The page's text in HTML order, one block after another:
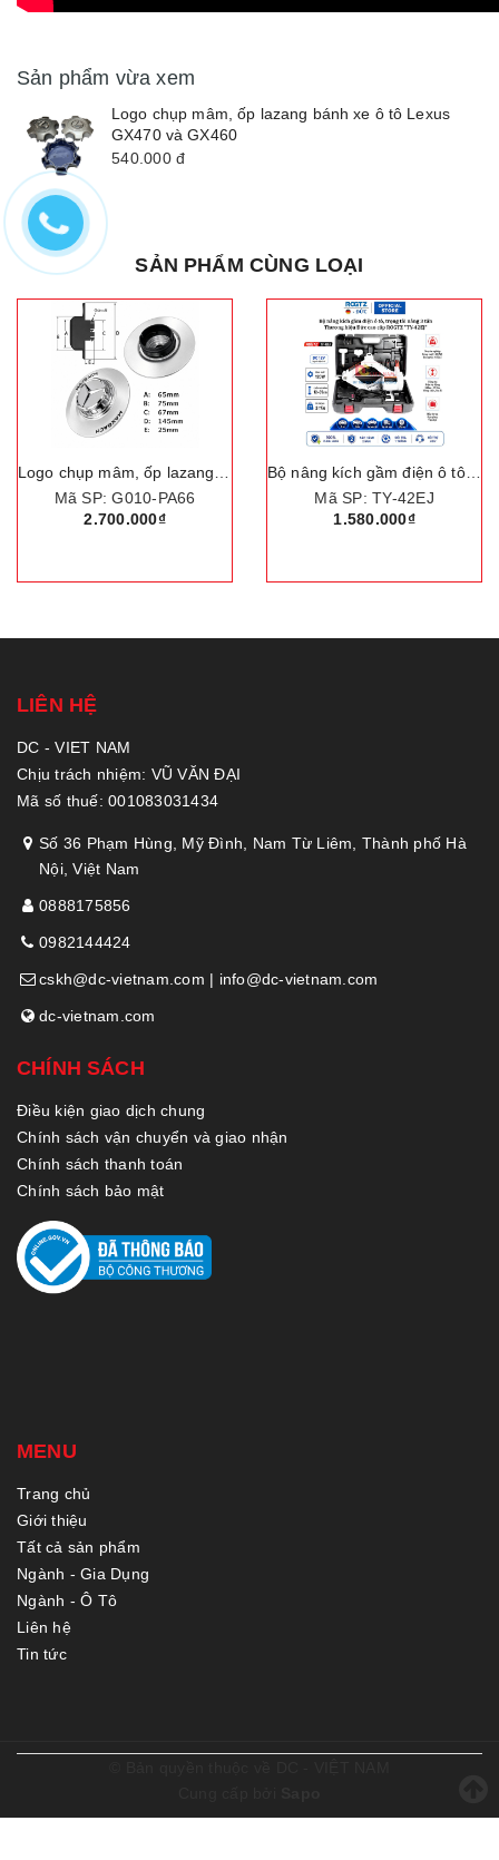
Sản phẩm vừa xem
Logo chụp mâm, ốp lazang bánh xe ô tô Lexus
GX470 và GX460
540.000đ
SẢN PHẨM CÙNG LOẠI
Mã SP: G010-PA66
2.700.000₫
Bộ nâng kích gầm điện ô tô, trọng tải nâng 3 tấn. Thương hiệu Đức cao cấp ROGTZ "TY-42EJ"
Mã SP: TY-42EJ
1.580.000₫
LIÊN HỆ
DC - VIET NAM
Chịu trách nhiệm: VŨ VĂN ĐẠI
Mã số thuế: 001083031434
Số 36 Phạm Hùng, Mỹ Đình, Nam Từ Liêm, Thành phố Hà
Nội, Việt Nam
0888175856
0982144424
cskh@dc-vietnam.com | info@dc-vietnam.com
dc-vietnam.com
CHÍNH SÁCH
Điều kiện giao dịch chung
Chính sách vận chuyển và giao nhận
Chính sách thanh toán
Chính sách bảo mật
MENU
Trang chủ
Giới thiệu
Tất cả sản phẩm
Ngành - Gia Dụng
Ngành - Ô Tô
Liên hệ
Tin tức